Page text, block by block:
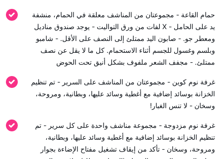
حمام القاعة - مجموعتان من المناشف معلقة في الحمام، منشفة
يد على الحامل - X لفات من ورق التواليت - يوجد صندوق مناديل
ومعطر جو. - صابون اليد ممتلئ إلى النصف على الأقل. - شامبو
وبلسم وغسول للجسم أثناء الاستحمام. كل ما لا يقل عن نصف
ممتلئ. - مجفف الشعر ملفوف بشكل أنيق تحت الحوض
غرفة نوم كوين - مجموعتان من المناشف على السرير - تم تنظيم
الخزانة بوسائد إضافية مع أغطية وسائد عليها، وبطانية، ومروحة،
وسخان - لا تنس الغبار!
غرفة نوم مزدوجة - مجموعة مناشف واحدة على كل سرير - تم
تنظيم الخزانة بوسائد إضافية مع أغطية وسائد عليها، وبطانية،
ومروحة، وسخان - تأكد من إيقاف تشغيل مفتاح الإضاءة بجوار